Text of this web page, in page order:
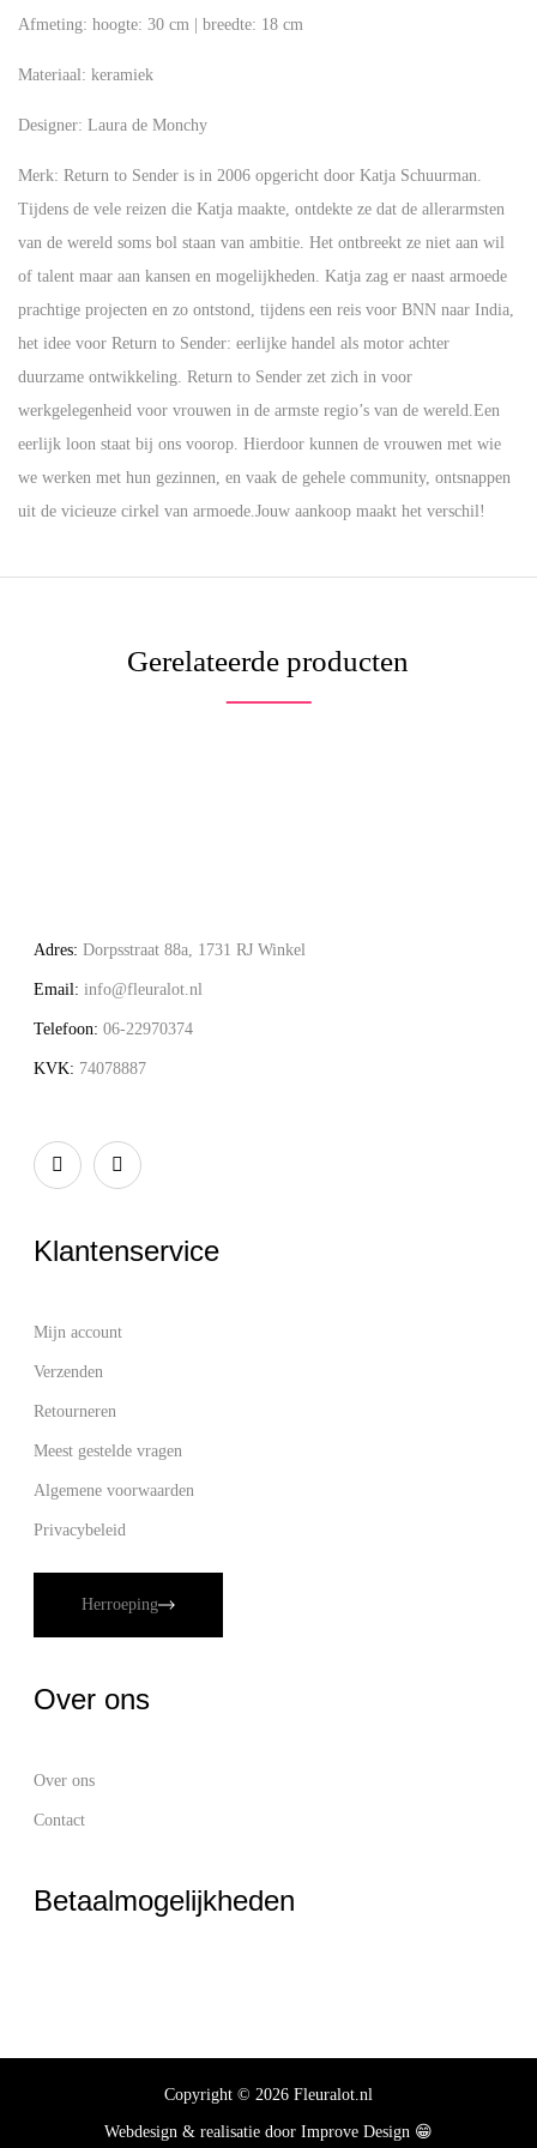
Afmeting: hoogte: 30 cm | breedte: 18 cm
Materiaal: keramiek
Designer: Laura de Monchy
Merk: Return to Sender is in 2006 opgericht door Katja Schuurman.
Tijdens de vele reizen die Katja maakte, ontdekte ze dat de allerarmsten
van de wereld soms bol staan van ambitie. Het ontbreekt ze niet aan wil
of talent maar aan kansen en mogelijkheden. Katja zag er naast armoede
prachtige projecten en zo ontstond, tijdens een reis voor BNN naar India,
het idee voor Return to Sender: eerlijke handel als motor achter
duurzame ontwikkeling. Return to Sender zet zich in voor
werkgelegenheid voor vrouwen in de armste regio’s van de wereld.Een
eerlijk loon staat bij ons voorop. Hierdoor kunnen de vrouwen met wie
we werken met hun gezinnen, en vaak de gehele community, ontsnappen
uit de vicieuze cirkel van armoede.Jouw aankoop maakt het verschil!
Gerelateerde producten
Adres: Dorpsstraat 88a, 1731 RJ Winkel
Email: info@fleuralot.nl
Telefoon: 06-22970374
KVK: 74078887
Klantenservice
Mijn account
Verzenden
Retourneren
Meest gestelde vragen
Algemene voorwaarden
Privacybeleid
Herroeping
Over ons
Over ons
Contact
Betaalmogelijkheden
Copyright © 2026 Fleuralot.nl
Webdesign & realisatie door Improve Design 😁